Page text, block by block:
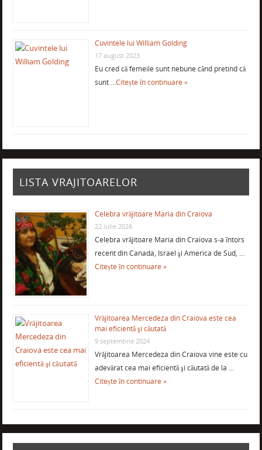
Cuvintele lui William Golding
17 august 2023
Eu cred că femeile sunt nebune când pretind că
sunt …Citește în continuare »
LISTA VRAJITOARELOR
Celebra vrăjitoare Maria din Craiova
22 iulie 2026
Celebra vrăjitoare Maria din Craiova s-a întors
recent din Canada, Israel şi America de Sud, …
Citește în continuare »
Vrăjitoarea Mercedeza din Craiova este cea
mai eficientă şi căutată
9 septembrie 2024
Vrăjitoarea Mercedeza din Craiova vine este cu
adevărat cea mai eficientă şi căutată de la …
Citește în continuare »